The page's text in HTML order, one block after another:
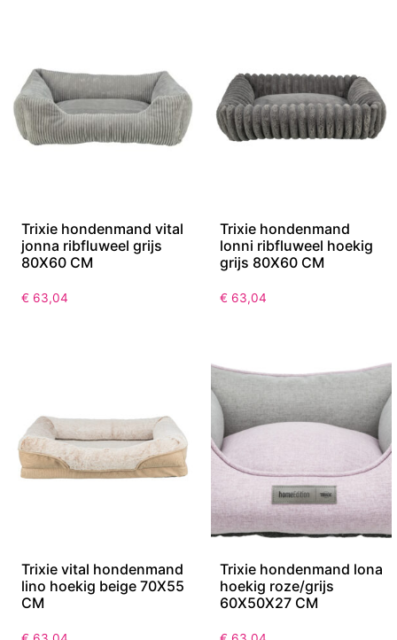
Trixie hondenmand vital
jonna ribfluweel grijs
80X60 CM
€ 63,04
Trixie hondenmand
lonni ribfluweel hoekig
grijs 80X60 CM
€ 63,04
Trixie vital hondenmand
lino hoekig beige 70X55
CM
Trixie hondenmand lona
hoekig roze/grijs
60X50X27 CM